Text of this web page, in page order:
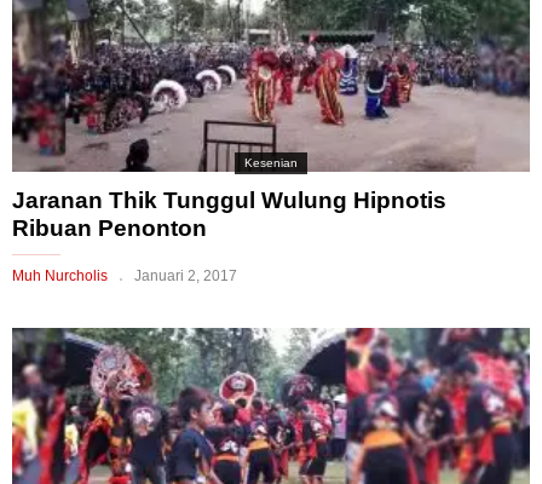
Kesenian
Jaranan Thik Tunggul Wulung Hipnotis
Ribuan Penonton
Muh Nurcholis Januari 2, 2017